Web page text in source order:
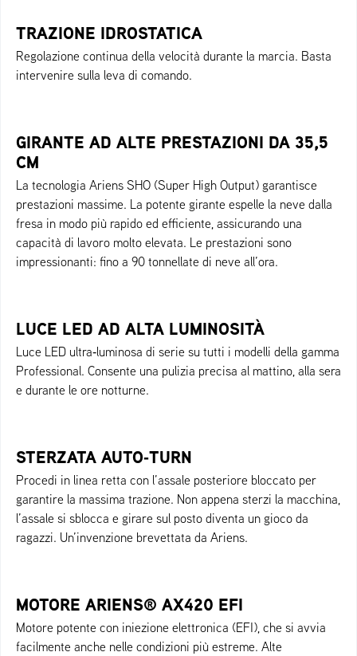
TRAZIONE IDROSTATICA
Regolazione continua della velocità durante la marcia. Basta
intervenire sulla leva di comando.
GIRANTE AD ALTE PRESTAZIONI DA 35,5
CM
La tecnologia Ariens SHO (Super High Output) garantisce
prestazioni massime. La potente girante espelle la neve dalla
fresa in modo più rapido ed efficiente, assicurando una
capacità di lavoro molto elevata. Le prestazioni sono
impressionanti: fino a 90 tonnellate di neve all’ora.
LUCE LED AD ALTA LUMINOSITÀ
Luce LED ultra‑luminosa di serie su tutti i modelli della gamma
Professional. Consente una pulizia precisa al mattino, alla sera
e durante le ore notturne.
STERZATA AUTO‑TURN
Procedi in linea retta con l’assale posteriore bloccato per
garantire la massima trazione. Non appena sterzi la macchina,
l’assale si sblocca e girare sul posto diventa un gioco da
ragazzi. Un’invenzione brevettata da Ariens.
MOTORE ARIENS® AX420 EFI
Motore potente con iniezione elettronica (EFI), che si avvia
facilmente anche nelle condizioni più estreme. Alte